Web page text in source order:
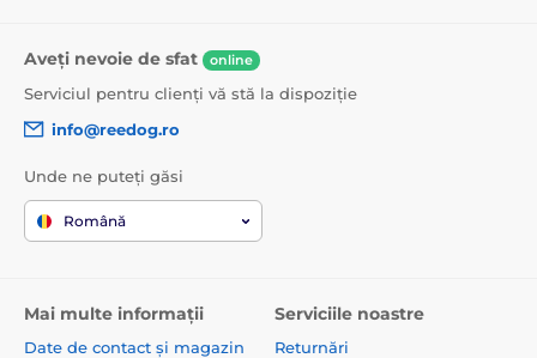
Aveți nevoie de sfat online
Serviciul pentru clienți vă stă la dispoziție
info@reedog.ro
Unde ne puteți găsi
Română
Mai multe informații
Date de contact și magazin
Serviciile noastre
Returnări